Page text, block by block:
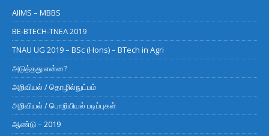
AIIMS – MBBS
BE-BTECH-TNEA 2019
TNAU UG 2019 – BSc (Hons) – BTech in Agri
அடுத்தது என்ன?
அறிவியல் / தொழில்நுட்பம்
அறிவியல் / பொறியியல் படிப்புகள்
ஆண்டு – 2019